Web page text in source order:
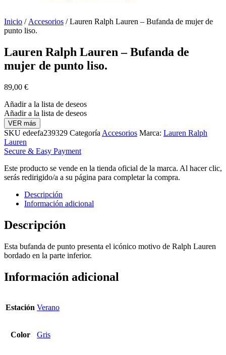
Inicio / Accesorios / Lauren Ralph Lauren – Bufanda de mujer de
punto liso.
Lauren Ralph Lauren – Bufanda de
mujer de punto liso.
89,00 €
Añadir a la lista de deseos
Añadir a la lista de deseos
VER más
SKU edeefa239329 Categoría Accesorios Marca: Lauren Ralph
Lauren
Secure & Easy Payment
Este producto se vende en la tienda oficial de la marca. Al hacer clic,
serás redirigido/a a su página para completar la compra.
Descripción
Información adicional
Descripción
Esta bufanda de punto presenta el icónico motivo de Ralph Lauren
bordado en la parte inferior.
Información adicional
Estación Verano
Color Gris